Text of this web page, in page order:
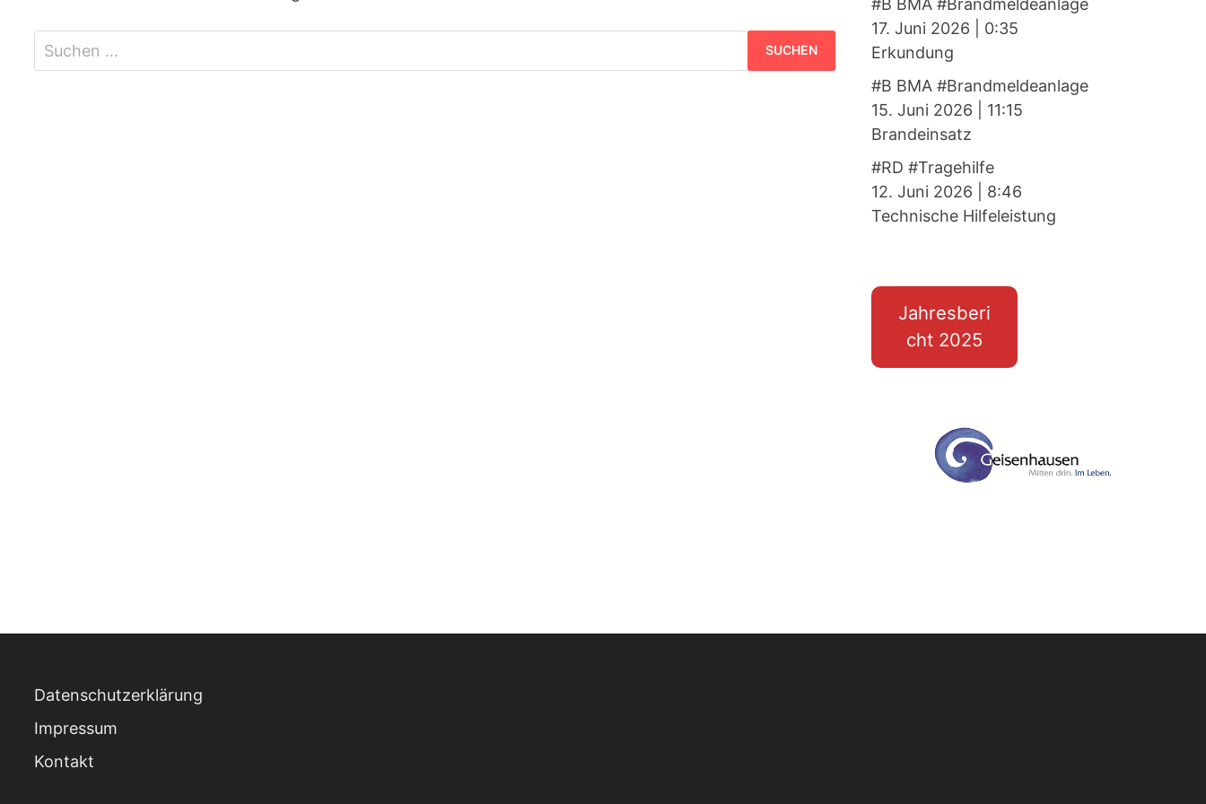
Suchen
nach:
#B BMA #Brandmeldeanlage
17. Juni 2026
0:35
Erkundung
#B BMA #Brandmeldeanlage
15. Juni 2026
11:15
Brandeinsatz
#RD #Tragehilfe
12. Juni 2026
8:46
Technische Hilfeleistung
Jahresberi
cht 2025
Datenschutzerklärung
Impressum
Kontakt